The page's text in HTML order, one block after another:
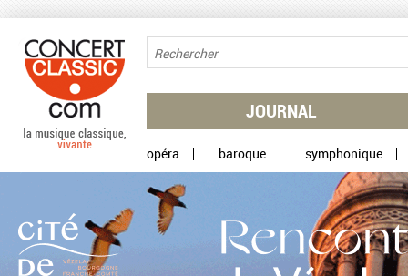
JOURNAL
opéra baroque symphonique